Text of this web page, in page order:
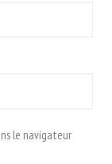
le navigateur